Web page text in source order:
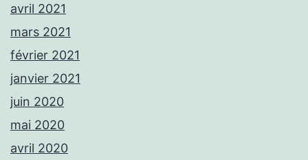
avril 2021
mars 2021
février 2021
janvier 2021
juin 2020
mai 2020
avril 2020